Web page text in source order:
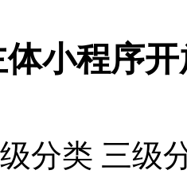
体小程序
分类 三级